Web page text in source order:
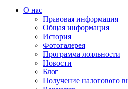
О нас
Правовая информация
Общая информация
История
Фотогалерея
Программа лояльности
Новости
Блог
Получение налогового